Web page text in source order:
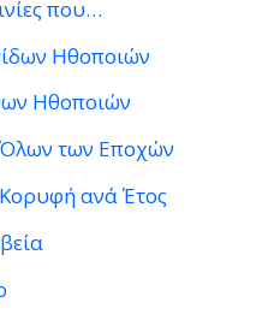
που…
Ηθοποιών
Ηθοποιών
Όλων των Εποχών
ανά Έτος